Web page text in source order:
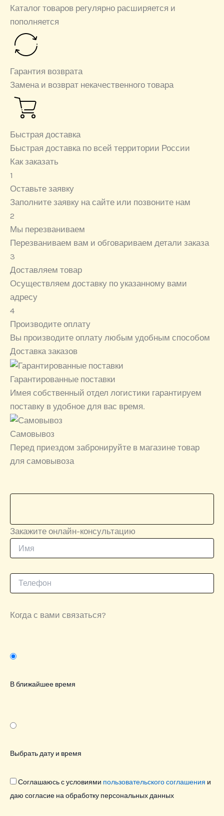
Каталог товаров регулярно расширяется и
пополняется
Гарантия возврата
Замена и возврат некачественного товара
Быстрая доставка
Быстрая доставка по всей территории России
Как заказать
1
Оставьте заявку
Заполните заявку на сайте или позвоните нам
2
Мы перезваниваем
Перезваниваем вам и обговариваем детали заказа
3
Доставляем товар
Осуществляем доставку по указанному вами
адресу
4
Производите оплату
Вы производите оплату любым удобным способом
Доставка заказов
Гарантированные поставки
Имея собственный отдел логистики гарантируем
поставку в удобное для вас время.
Самовывоз
Перед приездом забронируйте в магазине товар
для самовывоза
Закажите онлайн-консультацию
Когда с вами связаться?
В ближайшее время
Выбрать дату и время
Соглашаюсь с условиями пользовательского соглашения и
даю согласие на обработку персональных данных